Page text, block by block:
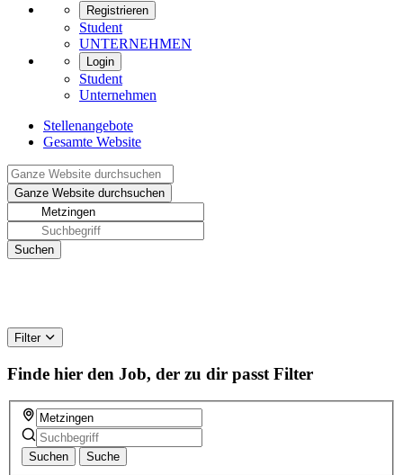
Registrieren
Student
UNTERNEHMEN
Login
Student
Unternehmen
Stellenangebote
Gesamte Website
Filter
Finde hier den Job, der zu dir passt Filter
Suchen Suche